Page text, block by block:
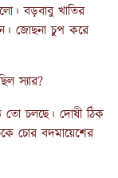
বড়বাবু খাতির
জোছনা চুপ করে
স্যার?
তো চলছে। দোষী ঠিক
চোর বদমায়েশের